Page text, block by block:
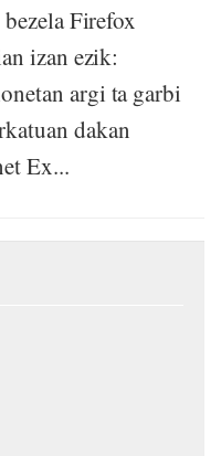
Firefox
izan ezik:
argi ta garbi
dakan
Ex...